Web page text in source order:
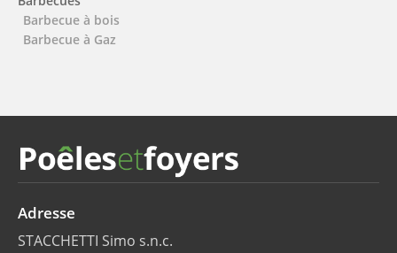
Barbecue à bois
Barbecue à Gaz
Adresse
STACCHETTI Simo s.n.c.